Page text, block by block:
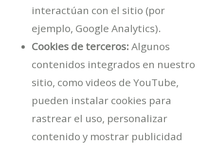
interactúan con el sitio (por
ejemplo, Google Analytics).
Cookies de terceros: Algunos
contenidos integrados en nuestro
sitio, como videos de YouTube,
pueden instalar cookies para
rastrear el uso, personalizar
contenido y mostrar publicidad